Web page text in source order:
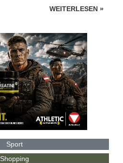
WEITERLESEN »
Sport
Shopping